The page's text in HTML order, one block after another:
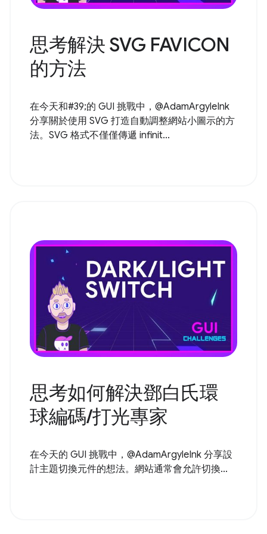
思考解決 SVG FAVICON
的方法
在今天和#39;的 GUI 挑戰中，@AdamArgyleInk
分享關於使用 SVG 打造自動調整網站小圖示的方
法。SVG 格式不僅僅傳遞 infinit...
思考如何解決鄧白氏環
球編碼/打光專家
在今天的 GUI 挑戰中，@AdamArgyleInk 分享設
計主題切換元件的想法。網站通常會允許切換...